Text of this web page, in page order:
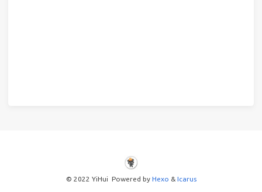
© 2022 YiHui Powered by Hexo & Icarus